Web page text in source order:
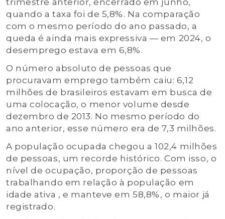
trimestre anterior, encerrado em junho,
quando a taxa foi de 5,8%. Na comparação
com o mesmo período do ano passado, a
queda é ainda mais expressiva — em 2024, o
desemprego estava em 6,8%.
O número absoluto de pessoas que
procuravam emprego também caiu: 6,12
milhões de brasileiros estavam em busca de
uma colocação, o menor volume desde
dezembro de 2013. No mesmo período do
ano anterior, esse número era de 7,3 milhões.
A população ocupada chegou a 102,4 milhões
de pessoas, um recorde histórico. Com isso, o
nível de ocupação, proporção de pessoas
trabalhando em relação à população em
idade ativa , e manteve em 58,8%, o maior já
registrado.